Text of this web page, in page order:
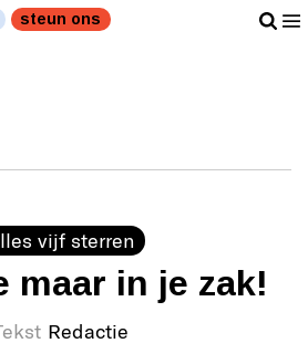
steun ons
vijf sterren
maar in je zak!
Redactie